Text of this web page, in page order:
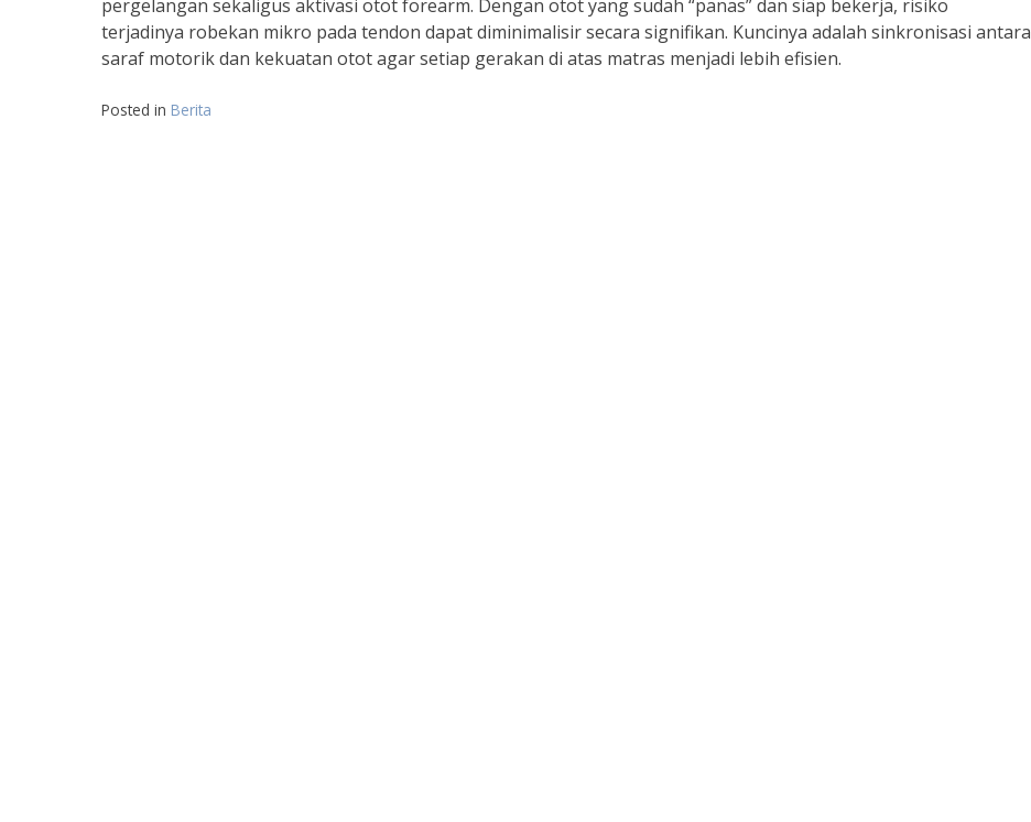
pergelangan sekaligus aktivasi otot forearm. Dengan otot yang sudah “panas” dan siap bekerja, risiko
terjadinya robekan mikro pada tendon dapat diminimalisir secara signifikan. Kuncinya adalah sinkronisasi antara
saraf motorik dan kekuatan otot agar setiap gerakan di atas matras menjadi lebih efisien.
Posted in Berita